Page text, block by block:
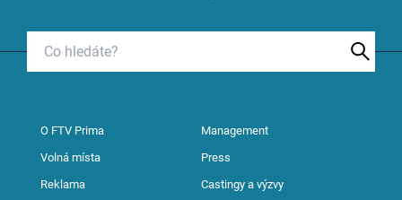
O FTV Prima Management
Volná místa Press
Reklama Castingy a výzvy